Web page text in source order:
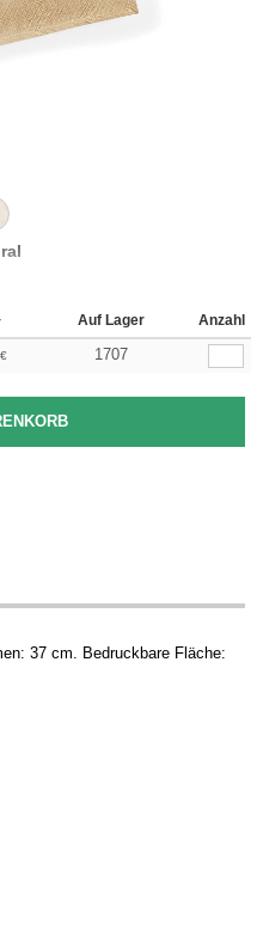
Auf Lager Anzahl
€ 1707
37 cm. Bedruckbare Fläche: